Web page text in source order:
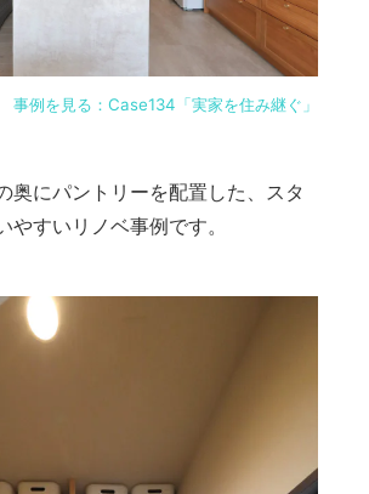
事例を見る：Case134「実家を住み継ぐ」
奥にパントリーを配置した、スタ
やすいリノベ事例です。